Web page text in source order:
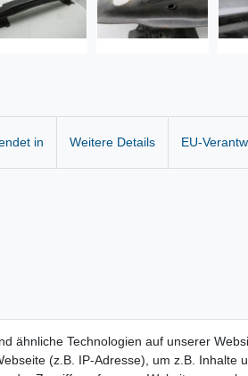
in Weitere Details EU-
Vertrag widerrufen
ähnliche Technologien auf unserer
(z.B. IP-Adresse), um z.B. Inhalte